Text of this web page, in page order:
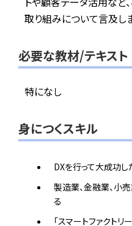
取り組みについて言及し
必要な教材/テキスト
特になし
身につくスキル
DXを行って大成功
製造業、金融業、小
る
「スマートファクトリ